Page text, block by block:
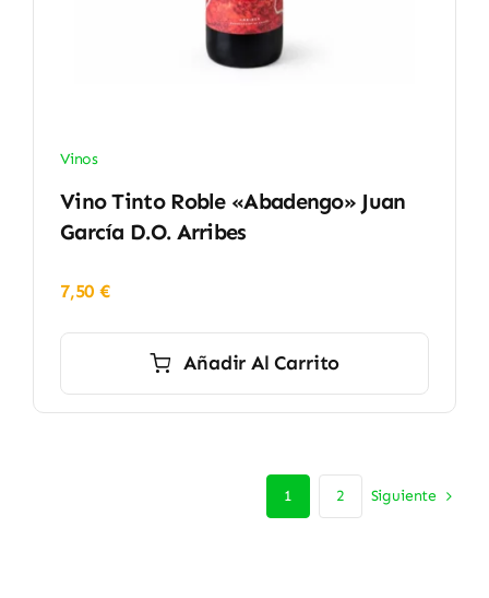
Vinos
Vino Tinto Roble «Abadengo» Juan
García D.O. Arribes
7,50€
Añadir Al Carrito
1 2 Siguiente